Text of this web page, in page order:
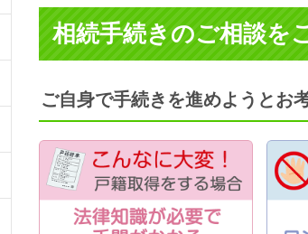
相続手続きのご相談を
ご自身で手続きを進めようとお